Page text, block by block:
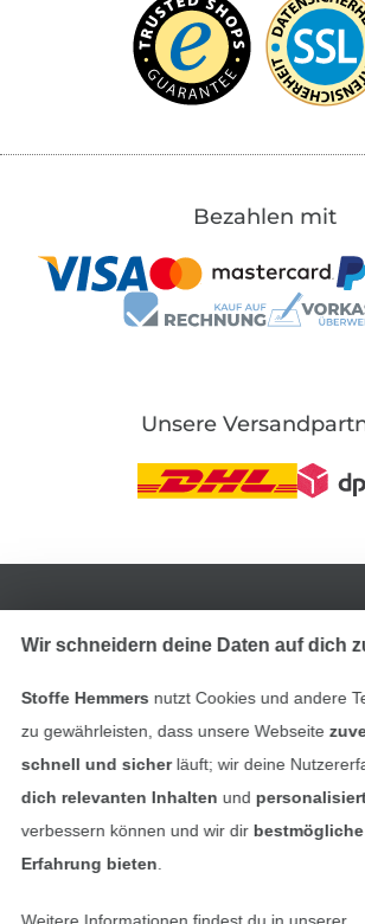
Bezahlen mit
Unsere
Impressum
AGB
Widerrufsrecht
Wir schneidern deine Daten auf dich
Stoffe Hemmers nutzt Cookies und andere
zu gewährleisten, dass unsere Webseite
schnell und sicherläuft; wir deine
dich relevanten Inhalten und
verbessern können und wir dir
Erfahrung bieten